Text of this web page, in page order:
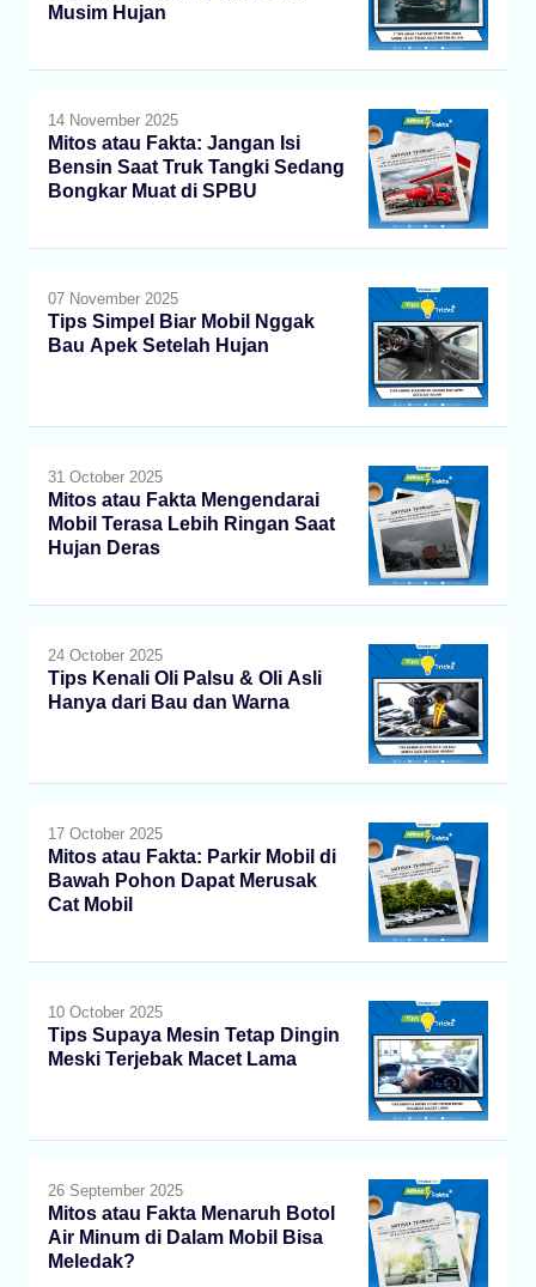
Musim Hujan
14 November 2025
Mitos atau Fakta: Jangan Isi
Bensin Saat Truk Tangki Sedang
Bongkar Muat di SPBU
07 November 2025
Tips Simpel Biar Mobil Nggak
Bau Apek Setelah Hujan
31 October 2025
Mitos atau Fakta Mengendarai
Mobil Terasa Lebih Ringan Saat
Hujan Deras
24 October 2025
Tips Kenali Oli Palsu & Oli Asli
Hanya dari Bau dan Warna
17 October 2025
Mitos atau Fakta: Parkir Mobil di
Bawah Pohon Dapat Merusak
Cat Mobil
10 October 2025
Tips Supaya Mesin Tetap Dingin
Meski Terjebak Macet Lama
26 September 2025
Mitos atau Fakta Menaruh Botol
Air Minum di Dalam Mobil Bisa
Meledak?